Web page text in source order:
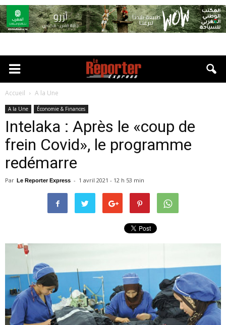
Accueil A la Une
A la Une Économie & Finances
Intelaka : Après le «coup de
frein Covid», le programme
redémarre
Par Le Reporter Express - 1 avril 2021 - 12 h 53 min